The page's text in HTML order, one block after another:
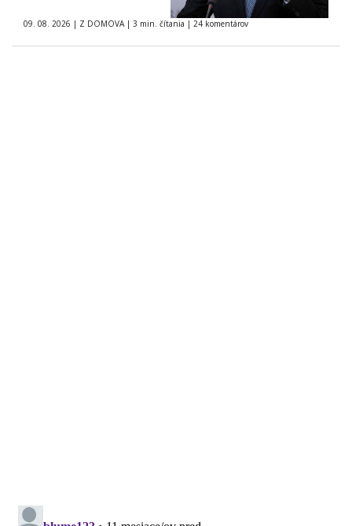
09. 08. 2026 | Z DOMOVA | 3 min. čítania | 24 komentárov